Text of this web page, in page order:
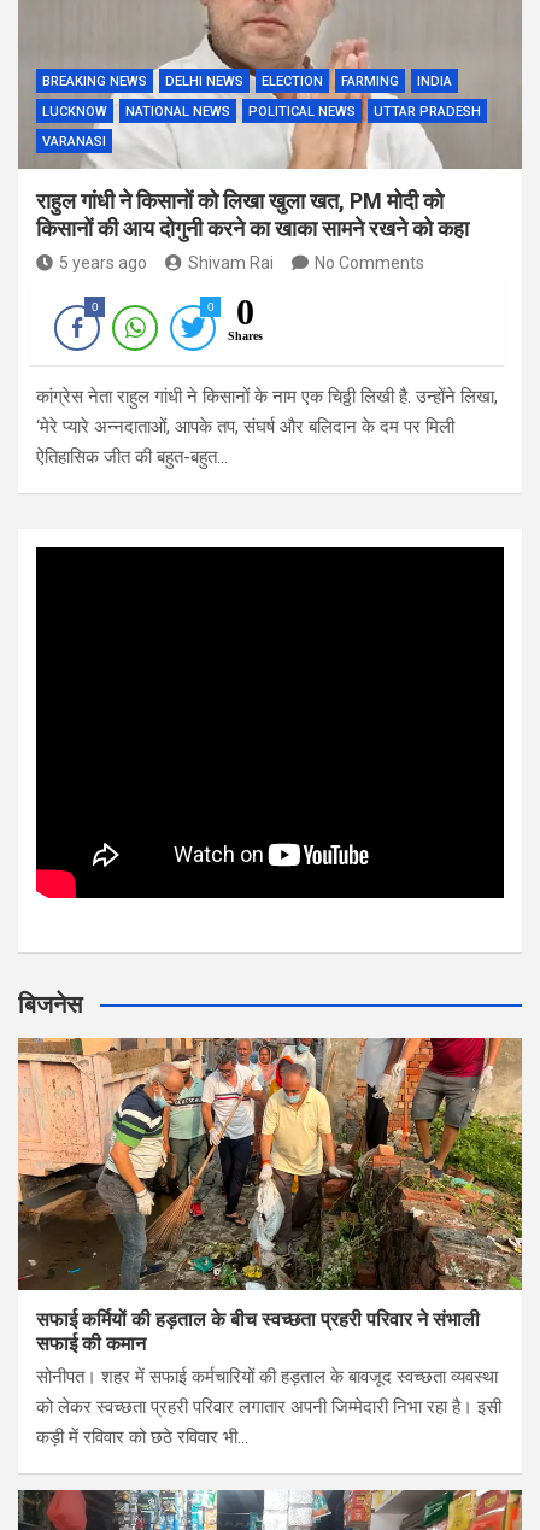
BREAKING NEWS DELHI NEWS ELECTION FARMING
INDIA
LUCKNOW
NATIONAL NEWS POLITICAL NEWS
UTTAR PRADESH
VARANASI
राहुल गांधी ने किसानों को लिखा खुला खत, PM मोदी को
किसानों की आय दोगुनी करने का खाका सामने रखने को कहा
5 years ago Shivam Rai No Comments
0 0 0
Shares
कांग्रेस नेता राहुल गांधी ने किसानों के नाम एक चिठ्ठी लिखी है. उन्होंने लिखा,
‘मेरे प्यारे अन्नदाताओं, आपके तप, संघर्ष और बलिदान के दम पर मिली
ऐतिहासिक जीत की बहुत-बहुत…
बिजनेस
सफाई कर्मियों की हड़ताल के बीच स्वच्छता प्रहरी परिवार ने संभाली
सफाई की कमान
सोनीपत। शहर में सफाई कर्मचारियों की हड़ताल के बावजूद स्वच्छता व्यवस्था
को लेकर स्वच्छता प्रहरी परिवार लगातार अपनी जिम्मेदारी निभा रहा है। इसी
कड़ी में रविवार को छठे रविवार भी…